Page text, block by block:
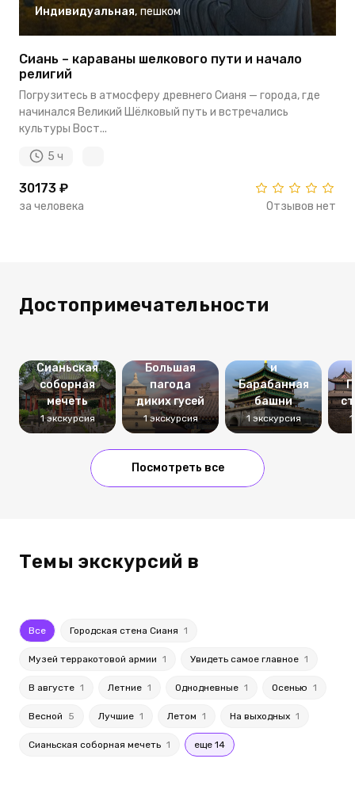
Индивидуальная, пешком
Сиань – караваны шелкового пути и начало
религий
Погрузитесь в атмосферу древнего Сианя — города, где
начинался Великий Шёлковый путь и встречались
культуры Вост...
5 ч
30173 ₽
за человека Отзывов нет
Достопримечательности
Сианьская
соборная
мечеть
1 экскурсия
Большая
пагода
диких гусей
1 экскурсия
и
Барабанная
башни
1 экскурсия
Посмотреть все
Темы экскурсий в
Все Городская стена Сианя 1
Музей терракотовой армии 1 Увидеть самое главное 1
В августе 1 Летние 1 Однодневные 1 Осенью 1
Весной 5 Лучшие 1 Летом 1 На выходных 1
Сианьская соборная мечеть 1 еще 14